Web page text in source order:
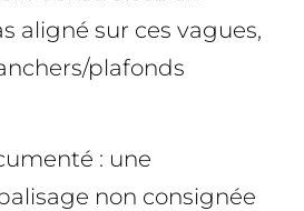
aligné sur ces vagues,
plafonds
: une
non consignée